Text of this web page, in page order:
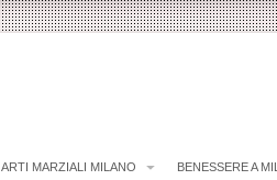
ARTI MARZIALI MILANO BENESSERE A